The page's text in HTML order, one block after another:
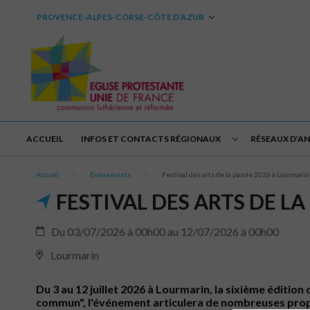
PROVENCE-ALPES-CORSE-CÔTE D’AZUR
ACCUEIL INFOS ET CONTACTS RÉGIONAUX RÉSEAUX
Accueil Événements Festival des arts de la parole 2026 à Lourmarin
FESTIVAL DES ARTS DE
Du 03/07/2026 à 00h00 au 12/07/2026 à 00h00
Lourmarin
Du 3 au 12 juillet 2026 à Lourmarin, la sixième
commun", l'événement articulera de nombreuses